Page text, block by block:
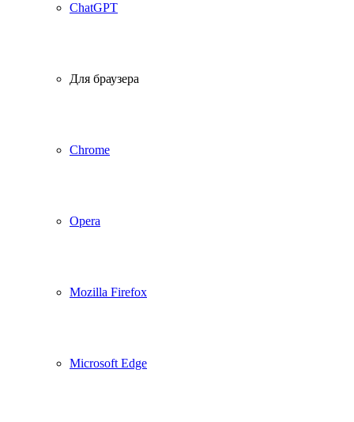
ChatGPT
Для браузера
Chrome
Opera
Mozilla Firefox
Microsoft Edge